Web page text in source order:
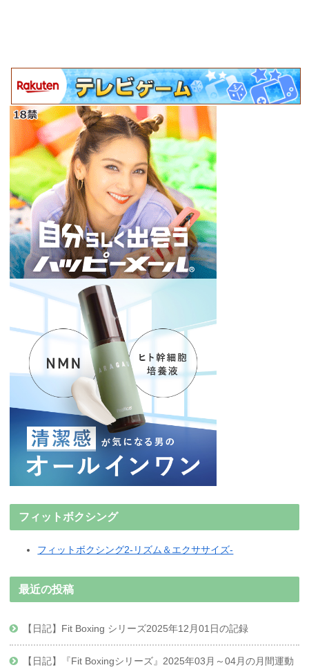
フィットボクシング
フィットボクシング2-リズム＆エクササイズ-
最近の投稿
【日記】Fit Boxing シリーズ2025年12月01日の記録
【日記】『Fit Boxingシリーズ』2025年03月～04月の月間運動